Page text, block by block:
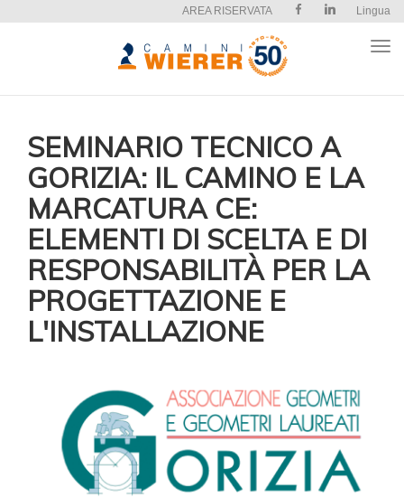
AREA RISERVATA Lingua
Apri
SEMINARIO TECNICO A
GORIZIA: IL CAMINO E LA
MARCATURA CE:
ELEMENTI DI SCELTA E DI
RESPONSABILITÀ PER LA
PROGETTAZIONE E
L'INSTALLAZIONE